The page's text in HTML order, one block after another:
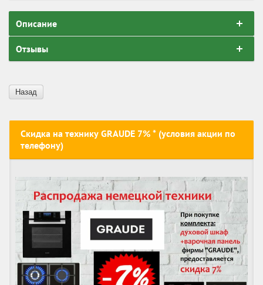
Скидка на технику GRAUDE 7% * (условия акции по
телефону)
Описание
Отзывы
Назад